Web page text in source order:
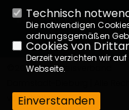
Impressum
©2026 CDU Kreisverband
vorbehalten.
Technisch
Die notwendigen
ordnungsgemäßen
Cookies von
Derzeit verzichten wir
Webseite.
Einverstanden